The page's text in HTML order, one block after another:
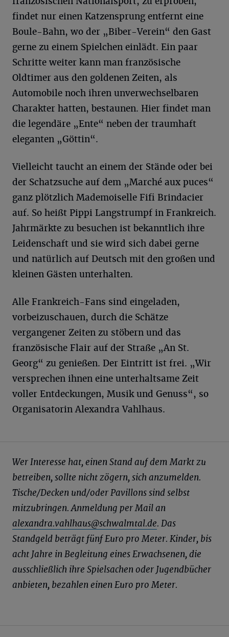
findet nur einen Katzensprung entfernt eine
Boule-Bahn, wo der „Biber-Verein“ den Gast
gerne zu einem Spielchen einlädt. Ein paar
Schritte weiter kann man französische
Oldtimer aus den goldenen Zeiten, als
Automobile noch ihren unverwechselbaren
Charakter hatten, bestaunen. Hier findet man
die legendäre „Ente“ neben der traumhaft
eleganten „Göttin“.
Vielleicht taucht an einem der Stände oder bei
der Schatzsuche auf dem „Marché aux puces“
ganz plötzlich Mademoiselle Fifi Brindacier
auf. So heißt Pippi Langstrumpf in Frankreich.
Jahrmärkte zu besuchen ist bekanntlich ihre
Leidenschaft und sie wird sich dabei gerne
und natürlich auf Deutsch mit den großen und
kleinen Gästen unterhalten.
Alle Frankreich-Fans sind eingeladen,
vorbeizuschauen, durch die Schätze
vergangener Zeiten zu stöbern und das
französische Flair auf der Straße „An St.
Georg“ zu genießen. Der Eintritt ist frei. „Wir
versprechen ihnen eine unterhaltsame Zeit
voller Entdeckungen, Musik und Genuss“, so
Organisatorin Alexandra Vahlhaus.
Wer Interesse hat, einen Stand auf dem Markt zu
betreiben, sollte nicht zögern, sich anzumelden.
Tische/Decken und/oder Pavillons sind selbst
mitzubringen. Anmeldung per Mail an
alexandra.vahlhaus@schwalmtal.de. Das
Standgeld beträgt fünf Euro pro Meter. Kinder, bis
acht Jahre in Begleitung eines Erwachsenen, die
ausschließlich ihre Spielsachen oder Jugendbücher
anbieten, bezahlen einen Euro pro Meter.